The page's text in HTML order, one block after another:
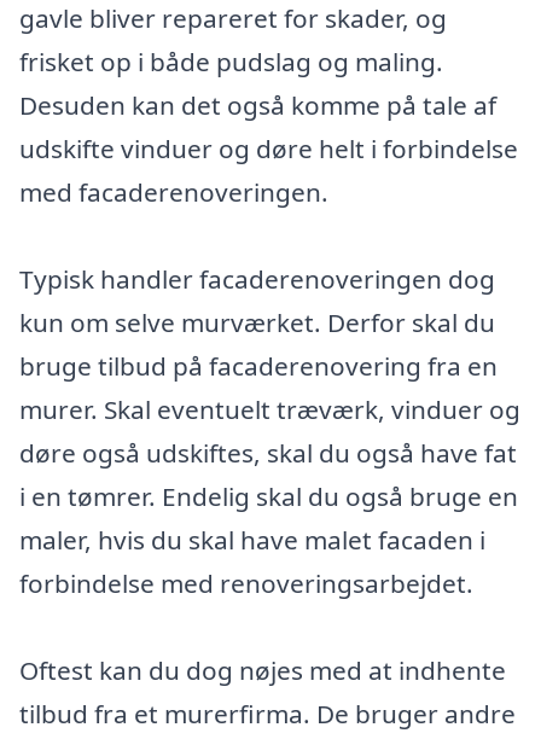
gavle bliver repareret for skader, og
frisket op i både pudslag og maling.
Desuden kan det også komme på tale af
udskifte vinduer og døre helt i forbindelse
med facaderenoveringen.
Typisk handler facaderenoveringen dog
kun om selve murværket. Derfor skal du
bruge tilbud på facaderenovering fra en
murer. Skal eventuelt træværk, vinduer og
døre også udskiftes, skal du også have fat
i en tømrer. Endelig skal du også bruge en
maler, hvis du skal have malet facaden i
forbindelse med renoveringsarbejdet.
Oftest kan du dog nøjes med at indhente
tilbud fra et murerfirma. De bruger andre